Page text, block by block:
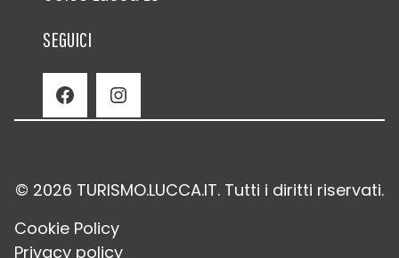
SEGUICI
Facebook Instagram
© 2026 TURISMO.LUCCA.IT. Tutti i diritti riservati.
Cookie Policy
Privacy policy